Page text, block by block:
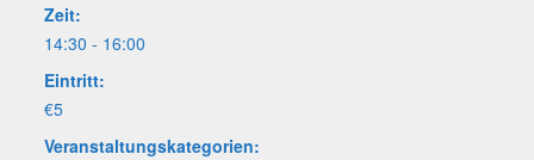
Zeit:
14:30 - 16:00
Eintritt:
€5
Veranstaltungskategorien: